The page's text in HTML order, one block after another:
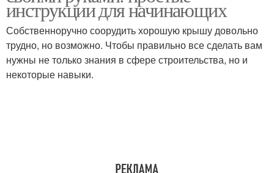
Крыши от повреждений
инструкции для начинающих
Собственноручно соорудить хорошую крышу довольно
трудно, но возможно. Чтобы правильно все сделать вам
нужны не только знания в сфере строительства, но и
некоторые навыки.